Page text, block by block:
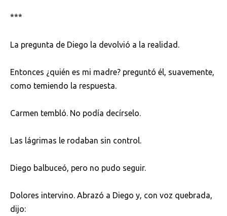
***
La pregunta de Diego la devolvió a la realidad.
Entonces ¿quién es mi madre? preguntó él, suavemente,
como temiendo la respuesta.
Carmen tembló. No podía decírselo.
Las lágrimas le rodaban sin control.
Diego balbuceó, pero no pudo seguir.
Dolores intervino. Abrazó a Diego y, con voz quebrada,
dijo: